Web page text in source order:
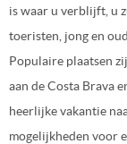
is waar u verblijft, u
toeristen, jong en
Populaire plaatsen
aan de Costa Brava
heerlijke vakantie
mogelijkheden voor